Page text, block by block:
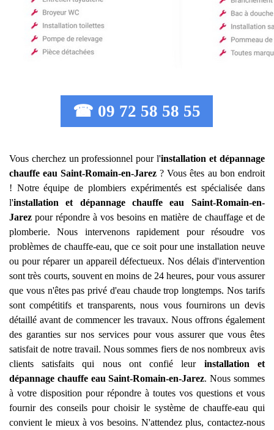
☎ 09 72 58 58 55
Vous cherchez un professionnel pour l'installation et dépannage
chauffe eau Saint-Romain-en-Jarez ? Vous êtes au bon endroit
! Notre équipe de plombiers expérimentés est spécialisée dans
l'installation et dépannage chauffe eau
Saint-Romain-en-
Jarez pour répondre à vos besoins en matière de chauffage et de
plomberie. Nous intervenons rapidement pour résoudre vos
problèmes de chauffe-eau, que ce soit pour une installation neuve
ou pour réparer un appareil défectueux. Nos délais d'intervention
sont très courts, souvent en moins de 24 heures, pour vous assurer
que vous n'êtes pas privé d'eau chaude trop longtemps. Nos tarifs
sont compétitifs et transparents, nous vous fournirons un devis
détaillé avant de commencer les travaux. Nous offrons également
des garanties sur nos services pour vous assurer que vous êtes
satisfait de notre travail. Nous sommes fiers de nos nombreux avis
clients satisfaits qui nous ont confié leur installation et
dépannage chauffe eau Saint-Romain-en-Jarez. Nous sommes
à votre disposition pour répondre à toutes vos questions et vous
fournir des conseils pour choisir le système de chauffe-eau qui
convient le mieux à vos besoins. N'attendez plus, contactez-nous